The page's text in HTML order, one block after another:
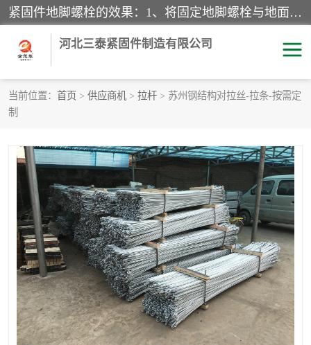
紧固件地脚螺栓的效果：1、将固定地脚螺栓与地面用水泥等物品灌溉在一起，可用来固定较小振荡和冲击的设备。2、活动地脚是一种可拆卸的地脚螺栓，可以固定有激烈振荡和冲击的大型机器设备。3、胀锚地脚螺栓用于固定比较简略且重量轻的设备，辅佐设备长期处于静止状态下。4、粘接地脚螺栓为一种使用广泛且常见的设备，它也是用来固定简略设备的小件。
河北三泰紧固件制造有限公司
当前位置： 首页 > 供应商机 > 拉杆 > 苏州钢结构对拉丝-拉条-按需定
制
焊钉 拉杆
螺栓 悬挑梁拉杆
高强度